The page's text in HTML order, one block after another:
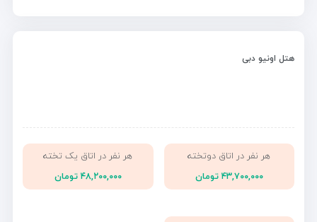
هتل اونیو دبی
هر نفر در اتاق دوتخته
۴۳,۷۰۰,۰۰۰ تومان
هر نفر در اتاق یک تخته
۴۸,۲۰۰,۰۰۰ تومان